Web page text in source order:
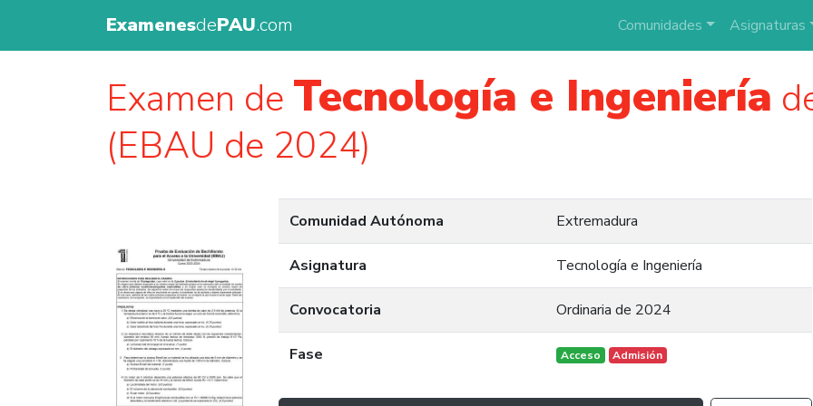
ExamenesdePAU.com Comunidades Asignaturas
Examen de Tecnología e Ingeniería
(EBAU de 2024)
Comunidad Autónoma Extremadura
Asignatura Tecnología e Ingeniería
Convocatoria Ordinaria de 2024
Fase Acceso Admisión